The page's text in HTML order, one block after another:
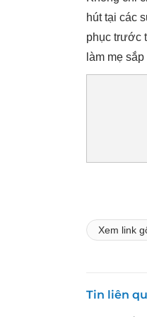
hút tại các
phục trước
làm mẹ
Xem link
Tin liên